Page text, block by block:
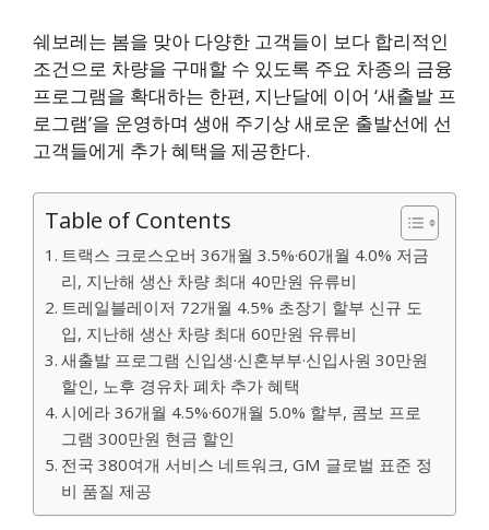
쉐보레는 봄을 맞아 다양한 고객들이 보다 합리적인
조건으로 차량을 구매할 수 있도록 주요 차종의 금융
프로그램을 확대하는 한편, 지난달에 이어 ‘새출발 프
로그램’을 운영하며 생애 주기상 새로운 출발선에 선
고객들에게 추가 혜택을 제공한다.
Table of Contents
트랙스 크로스오버 36개월 3.5%·60개월 4.0% 저금
리, 지난해 생산 차량 최대 40만원 유류비
트레일블레이저 72개월 4.5% 초장기 할부 신규 도
입, 지난해 생산 차량 최대 60만원 유류비
새출발 프로그램 신입생·신혼부부·신입사원 30만원
할인, 노후 경유차 폐차 추가 혜택
시에라 36개월 4.5%·60개월 5.0% 할부, 콤보 프로
그램 300만원 현금 할인
전국 380여개 서비스 네트워크, GM 글로벌 표준 정
비 품질 제공